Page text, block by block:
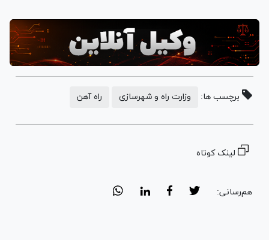
برچسب ها: وزارت راه و شهرسازی راه آهن
لینک کوتاه
هم‌رسانی: